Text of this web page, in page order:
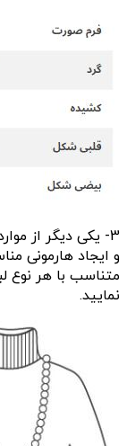
3- یکی دیگر از
و ایجاد هارمونی
متناسب با هر نوع
نمایید.